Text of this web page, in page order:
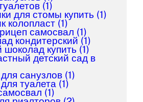
(1)
для стомы купить (1)
колопласт (1)
самосвал (1)
кондитерский (1)
шоколад купить (1)
детский сад в
санузлов (1)
туалета (1)
(1)